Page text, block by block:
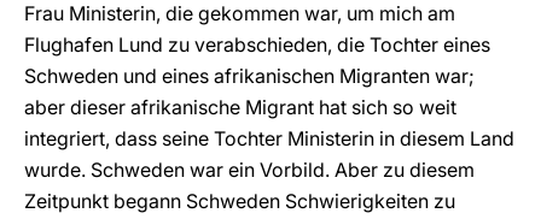
Frau Ministerin, die gekommen war, um mich am
Flughafen Lund zu verabschieden, die Tochter eines
Schweden und eines afrikanischen Migranten war;
aber dieser afrikanische Migrant hat sich so weit
integriert, dass seine Tochter Ministerin in diesem Land
wurde. Schweden war ein Vorbild. Aber zu diesem
Zeitpunkt begann Schweden Schwierigkeiten zu